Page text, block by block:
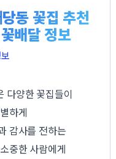
동 꽃집 추천
배달 정보
다양한 꽃집들이
하게
감사를 전하는
중한 사람에게